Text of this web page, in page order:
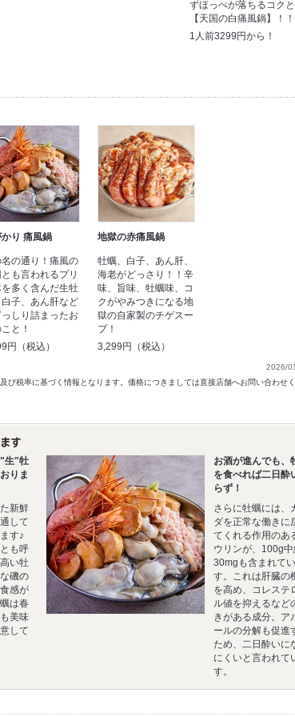
ずほっぺが落ちるコク
【天国の白痛風鍋】！！
1人前3299円から！
かり 痛風鍋
名の通り！痛風の
も言われるプリ
を多く含んだ生牡
子、あん肝など
しり詰まったお
と！
円（税込）
地獄の赤痛風鍋
牡蠣、白子、あん肝、
海老がどっさり！！辛
味、旨味、牡蠣味、コ
クがやみつきになる地
獄の自家製のチゲスー
プ！
3,299円（税込）
2026/
税率に基づく情報となります。価格につきましては直接店舗へお問い合わせく
"生"牡
りま
新鮮
して
す♪
も呼
い牡
磯の
感が
は春
美味
して
お酒が進んでも、
を食べれば二日酔
らず！
さらに牡蠣には、
ダを正常な働きに
てくれる作用のあ
ウリンが、100g中
30mgも含まれて
す。これは肝臓の
を高め、コレステ
ル値を抑えるなど
きがある成分。ア
ールの分解も促進
ため、二日酔いに
にくいと言われて
す。